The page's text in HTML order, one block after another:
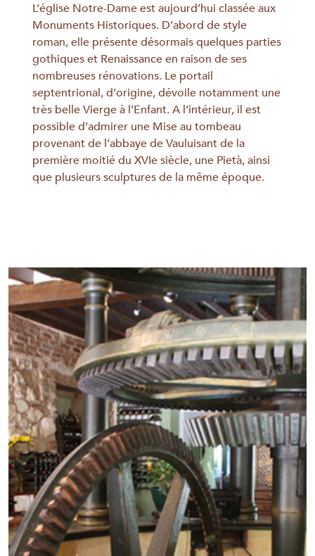
L’église Notre-Dame est aujourd’hui classée aux
Monuments Historiques. D’abord de style
roman, elle présente désormais quelques parties
gothiques et Renaissance en raison de ses
nombreuses rénovations. Le portail
septentrional, d’origine, dévoile notamment une
très belle Vierge à l’Enfant. A l’intérieur, il est
possible d’admirer une Mise au tombeau
provenant de l’abbaye de Vauluisant de la
première moitié du XVIe siècle, une Pietà, ainsi
que plusieurs sculptures de la même époque.